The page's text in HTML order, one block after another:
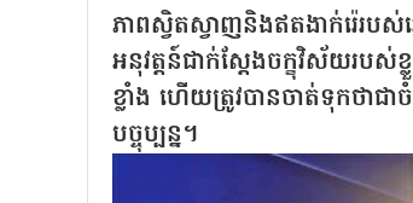
ភាពស្វិតស្វាញនិងឥតងាក់រ៉េរប
អនុវត្តន៍ជាក់ស្តែងចក្ខុវិស័យរប
ខ្លាំង ហើយត្រូវបានចាត់ទុកថា
បច្ចុប្បន្ន។